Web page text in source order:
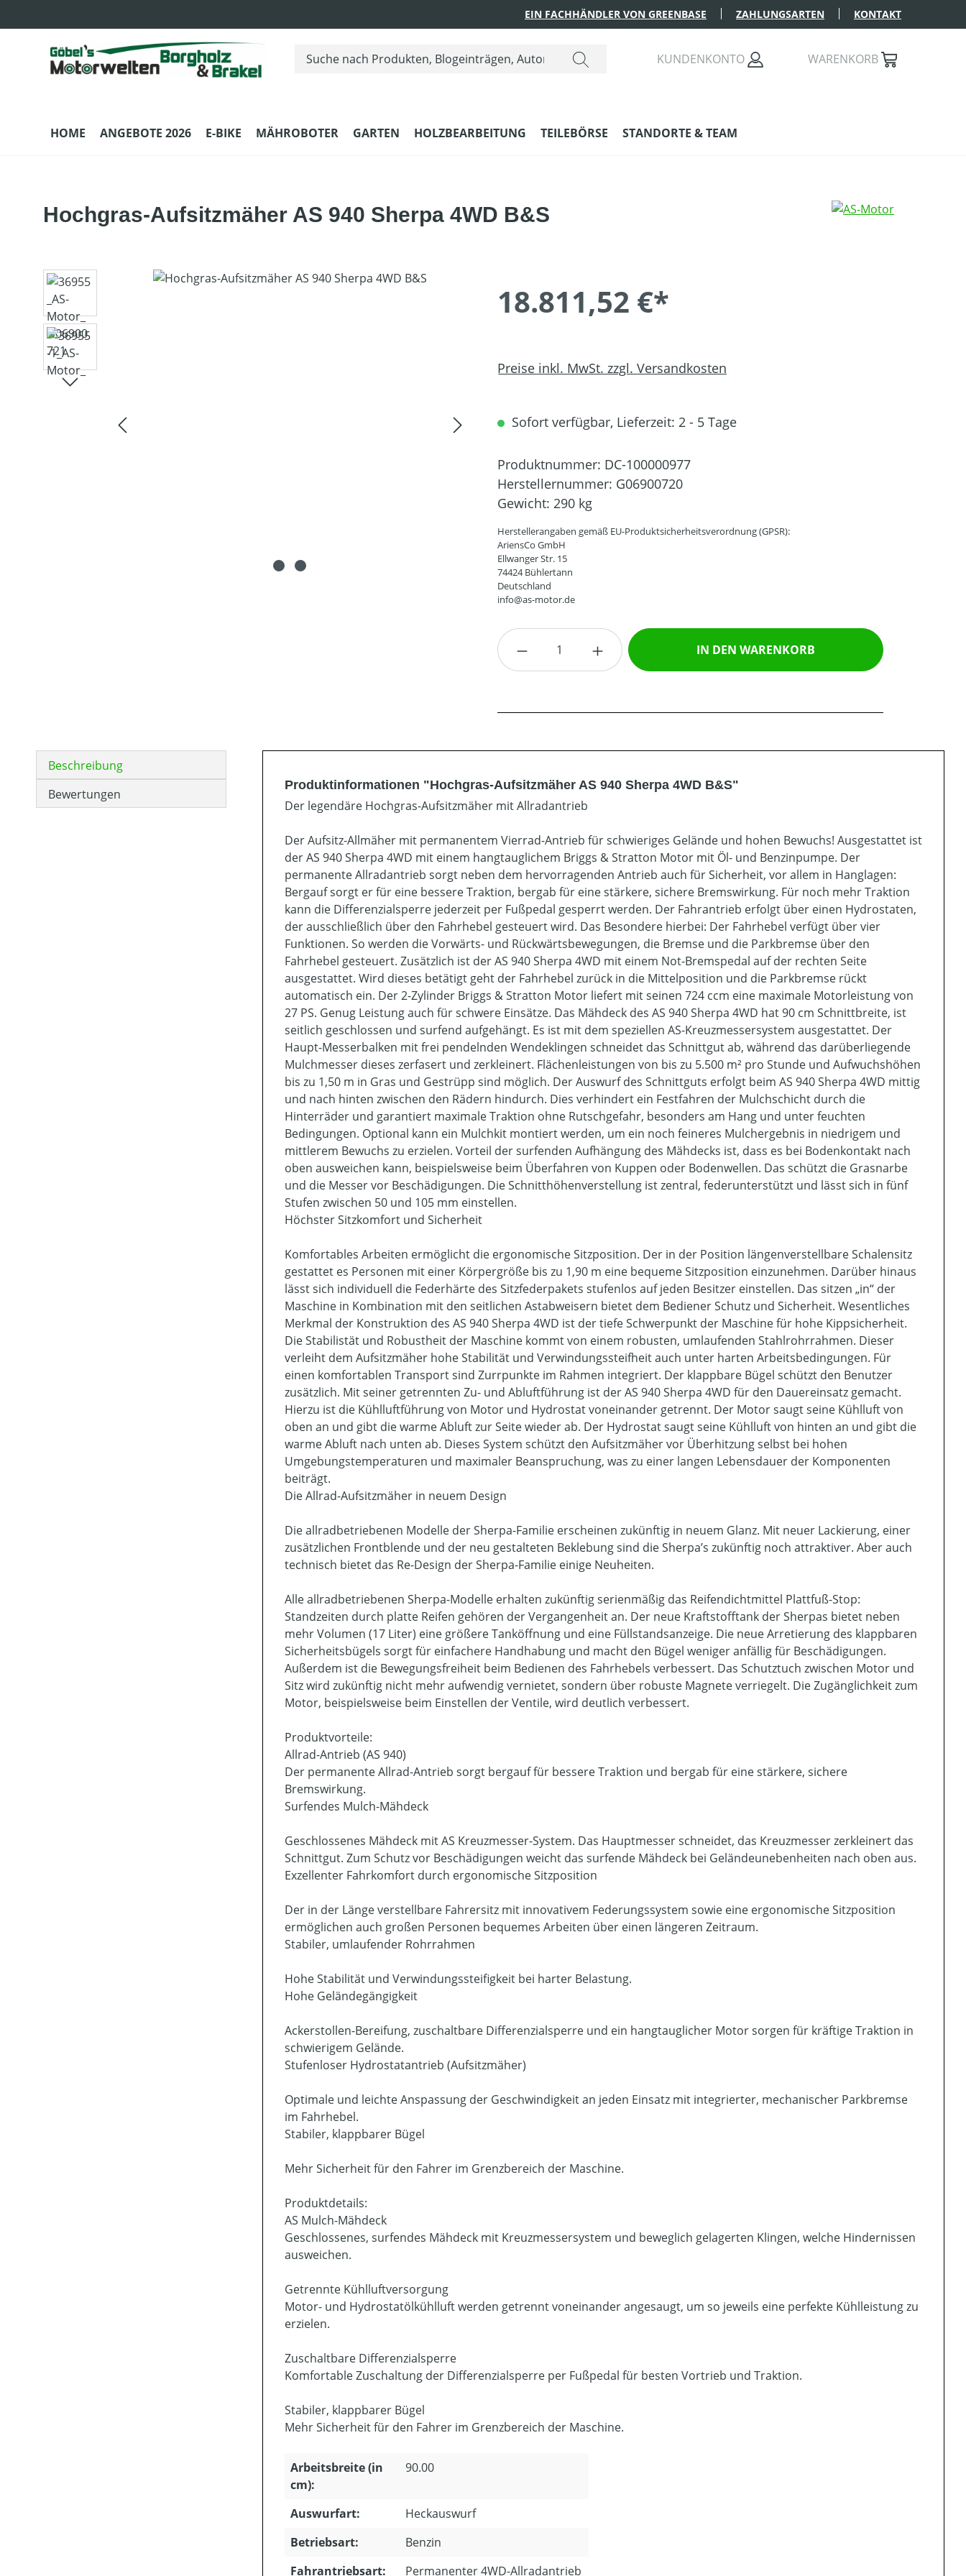
EIN FACHHÄNDLER VON GREENBASE ZAHLUNGSARTEN KONTAKT
KUNDENKONTO WARENKORB
HOME ANGEBOTE 2026 E-BIKE MÄHROBOTER GARTEN HOLZBEARBEITUNG TEILEBÖRSE STANDORTE & TEAM
Hochgras-Aufsitzmäher AS 940 Sherpa 4WD B&S
Bildergalerie überspringen
18.811,52 €*
Preise inkl. MwSt. zzgl. Versandkosten
Sofort verfügbar, Lieferzeit: 2 - 5 Tage
Produktnummer: DC-100000977
Herstellernummer: G06900720
Gewicht: 290 kg
Herstellerangaben gemäß EU-Produktsicherheitsverordnung (GPSR):
AriensCo GmbH
Ellwanger Str. 15
74424 Bühlertann
Deutschland
info@as-motor.de
Produkt Anzahl: Gib den gewünschten Wert ein oder
IN DEN WARENKORB
Beschreibung
Bewertungen
Produktinformationen "Hochgras-Aufsitzmäher AS 940 Sherpa 4WD B&S"
Der legendäre Hochgras-Aufsitzmäher mit Allradantrieb
Der Aufsitz-Allmäher mit permanentem Vierrad-Antrieb für schwieriges Gelände und hohen Bewuchs! Ausgestattet ist
der AS 940 Sherpa 4WD mit einem hangtauglichem Briggs & Stratton Motor mit Öl- und Benzinpumpe. Der
permanente Allradantrieb sorgt neben dem hervorragenden Antrieb auch für Sicherheit, vor allem in Hanglagen:
Bergauf sorgt er für eine bessere Traktion, bergab für eine stärkere, sichere Bremswirkung. Für noch mehr Traktion
kann die Differenzialsperre jederzeit per Fußpedal gesperrt werden. Der Fahrantrieb erfolgt über einen Hydrostaten,
der ausschließlich über den Fahrhebel gesteuert wird. Das Besondere hierbei: Der Fahrhebel verfügt über vier
Funktionen. So werden die Vorwärts- und Rückwärtsbewegungen, die Bremse und die Parkbremse über den
Fahrhebel gesteuert. Zusätzlich ist der AS 940 Sherpa 4WD mit einem Not-Bremspedal auf der rechten Seite
ausgestattet. Wird dieses betätigt geht der Fahrhebel zurück in die Mittelposition und die Parkbremse rückt
automatisch ein. Der 2-Zylinder Briggs & Stratton Motor liefert mit seinen 724 ccm eine maximale Motorleistung von
27 PS. Genug Leistung auch für schwere Einsätze. Das Mähdeck des AS 940 Sherpa 4WD hat 90 cm Schnittbreite, ist
seitlich geschlossen und surfend aufgehängt. Es ist mit dem speziellen AS-Kreuzmessersystem ausgestattet. Der
Haupt-Messerbalken mit frei pendelnden Wendeklingen schneidet das Schnittgut ab, während das darüberliegende
Mulchmesser dieses zerfasert und zerkleinert. Flächenleistungen von bis zu 5.500 m² pro Stunde und Aufwuchshöhen
bis zu 1,50 m in Gras und Gestrüpp sind möglich. Der Auswurf des Schnittguts erfolgt beim AS 940 Sherpa 4WD mittig
und nach hinten zwischen den Rädern hindurch. Dies verhindert ein Festfahren der Mulchschicht durch die
Hinterräder und garantiert maximale Traktion ohne Rutschgefahr, besonders am Hang und unter feuchten
Bedingungen. Optional kann ein Mulchkit montiert werden, um ein noch feineres Mulchergebnis in niedrigem und
mittlerem Bewuchs zu erzielen. Vorteil der surfenden Aufhängung des Mähdecks ist, dass es bei Bodenkontakt nach
oben ausweichen kann, beispielsweise beim Überfahren von Kuppen oder Bodenwellen. Das schützt die Grasnarbe
und die Messer vor Beschädigungen. Die Schnitthöhenverstellung ist zentral, federunterstützt und lässt sich in fünf
Stufen zwischen 50 und 105 mm einstellen.
Höchster Sitzkomfort und Sicherheit
Komfortables Arbeiten ermöglicht die ergonomische Sitzposition. Der in der Position längenverstellbare Schalensitz
gestattet es Personen mit einer Körpergröße bis zu 1,90 m eine bequeme Sitzposition einzunehmen. Darüber hinaus
lässt sich individuell die Federhärte des Sitzfederpakets stufenlos auf jeden Besitzer einstellen. Das sitzen „in“ der
Maschine in Kombination mit den seitlichen Astabweisern bietet dem Bediener Schutz und Sicherheit. Wesentliches
Merkmal der Konstruktion des AS 940 Sherpa 4WD ist der tiefe Schwerpunkt der Maschine für hohe Kippsicherheit.
Die Stabilistät und Robustheit der Maschine kommt von einem robusten, umlaufenden Stahlrohrrahmen. Dieser
verleiht dem Aufsitzmäher hohe Stabilität und Verwindungssteifheit auch unter harten Arbeitsbedingungen. Für
einen komfortablen Transport sind Zurrpunkte im Rahmen integriert. Der klappbare Bügel schützt den Benutzer
zusätzlich. Mit seiner getrennten Zu- und Abluftführung ist der AS 940 Sherpa 4WD für den Dauereinsatz gemacht.
Hierzu ist die Kühlluftführung von Motor und Hydrostat voneinander getrennt. Der Motor saugt seine Kühlluft von
oben an und gibt die warme Abluft zur Seite wieder ab. Der Hydrostat saugt seine Kühlluft von hinten an und gibt die
warme Abluft nach unten ab. Dieses System schützt den Aufsitzmäher vor Überhitzung selbst bei hohen
Umgebungstemperaturen und maximaler Beanspruchung, was zu einer langen Lebensdauer der Komponenten
beiträgt.
Die Allrad-Aufsitzmäher in neuem Design
Die allradbetriebenen Modelle der Sherpa-Familie erscheinen zukünftig in neuem Glanz. Mit neuer Lackierung, einer
zusätzlichen Frontblende und der neu gestalteten Beklebung sind die Sherpa’s zukünftig noch attraktiver. Aber auch
technisch bietet das Re-Design der Sherpa-Familie einige Neuheiten.
Alle allradbetriebenen Sherpa-Modelle erhalten zukünftig serienmäßig das Reifendichtmittel Plattfuß-Stop:
Standzeiten durch platte Reifen gehören der Vergangenheit an. Der neue Kraftstofftank der Sherpas bietet neben
mehr Volumen (17 Liter) eine größere Tanköffnung und eine Füllstandsanzeige. Die neue Arretierung des klappbaren
Sicherheitsbügels sorgt für einfachere Handhabung und macht den Bügel weniger anfällig für Beschädigungen.
Außerdem ist die Bewegungsfreiheit beim Bedienen des Fahrhebels verbessert. Das Schutztuch zwischen Motor und
Sitz wird zukünftig nicht mehr aufwendig vernietet, sondern über robuste Magnete verriegelt. Die Zugänglichkeit zum
Motor, beispielsweise beim Einstellen der Ventile, wird deutlich verbessert.
Produktvorteile:
Allrad-Antrieb (AS 940)
Der permanente Allrad-Antrieb sorgt bergauf für bessere Traktion und bergab für eine stärkere, sichere
Bremswirkung.
Surfendes Mulch-Mähdeck
Geschlossenes Mähdeck mit AS Kreuzmesser-System. Das Hauptmesser schneidet, das Kreuzmesser zerkleinert das
Schnittgut. Zum Schutz vor Beschädigungen weicht das surfende Mähdeck bei Geländeunebenheiten nach oben aus.
Exzellenter Fahrkomfort durch ergonomische Sitzposition
Der in der Länge verstellbare Fahrersitz mit innovativem Federungssystem sowie eine ergonomische Sitzposition
ermöglichen auch großen Personen bequemes Arbeiten über einen längeren Zeitraum.
Stabiler, umlaufender Rohrrahmen
Hohe Stabilität und Verwindungssteifigkeit bei harter Belastung.
Hohe Geländegängigkeit
Ackerstollen-Bereifung, zuschaltbare Differenzialsperre und ein hangtauglicher Motor sorgen für kräftige Traktion in
schwierigem Gelände.
Stufenloser Hydrostatantrieb (Aufsitzmäher)
Optimale und leichte Anspassung der Geschwindigkeit an jeden Einsatz mit integrierter, mechanischer Parkbremse
im Fahrhebel.
Stabiler, klappbarer Bügel
Mehr Sicherheit für den Fahrer im Grenzbereich der Maschine.
Produktdetails:
AS Mulch-Mähdeck
Geschlossenes, surfendes Mähdeck mit Kreuzmessersystem und beweglich gelagerten Klingen, welche Hindernissen
ausweichen.
Getrennte Kühlluftversorgung
Motor- und Hydrostatölkühlluft werden getrennt voneinander angesaugt, um so jeweils eine perfekte Kühlleistung zu
erzielen.
Zuschaltbare Differenzialsperre
Komfortable Zuschaltung der Differenzialsperre per Fußpedal für besten Vortrieb und Traktion.
Stabiler, klappbarer Bügel
Mehr Sicherheit für den Fahrer im Grenzbereich der Maschine.
Arbeitsbreite (in
cm):
90.00
Auswurfart:
Heckauswurf
Betriebsart:
Benzin
Fahrantriebsart:
Permanenter 4WD-Allradantrieb